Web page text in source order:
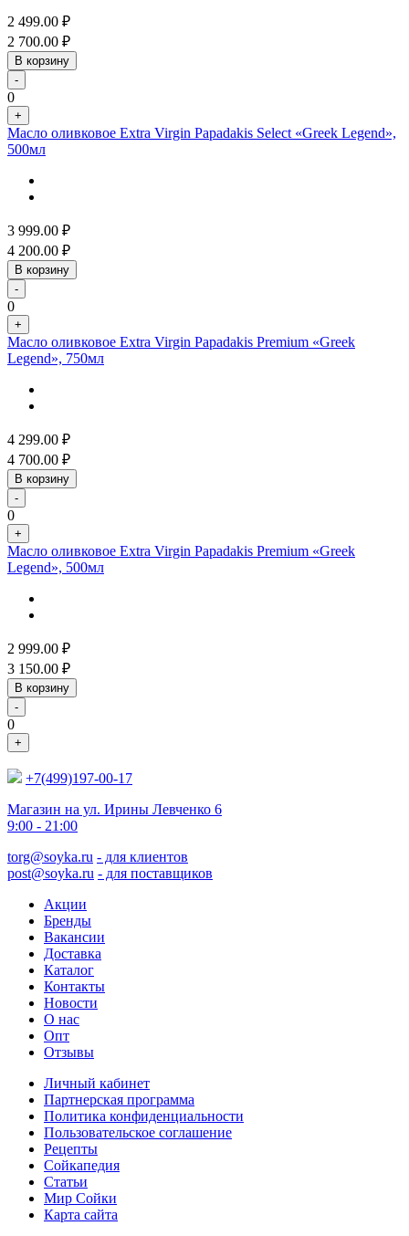
2 499.00 ₽
2 700.00 ₽
В корзину
-
0
+
Масло оливковое Extra Virgin Papadakis Select «Greek Legend»,
500мл
3 999.00 ₽
4 200.00 ₽
В корзину
-
0
+
Масло оливковое Extra Virgin Papadakis Premium «Greek
Legend», 750мл
4 299.00 ₽
4 700.00 ₽
В корзину
-
0
+
Масло оливковое Extra Virgin Papadakis Premium «Greek
Legend», 500мл
2 999.00 ₽
3 150.00 ₽
В корзину
-
0
+
+7(499)197-00-17
Магазин на ул. Ирины Левченко 6
9:00 - 21:00
torg@soyka.ru - для клиентов
post@soyka.ru - для поставщиков
Акции
Бренды
Вакансии
Доставка
Каталог
Контакты
Новости
О нас
Опт
Отзывы
Личный кабинет
Партнерская программа
Политика конфиденциальности
Пользовательское соглашение
Рецепты
Сойкапедия
Статьи
Мир Сойки
Карта сайта